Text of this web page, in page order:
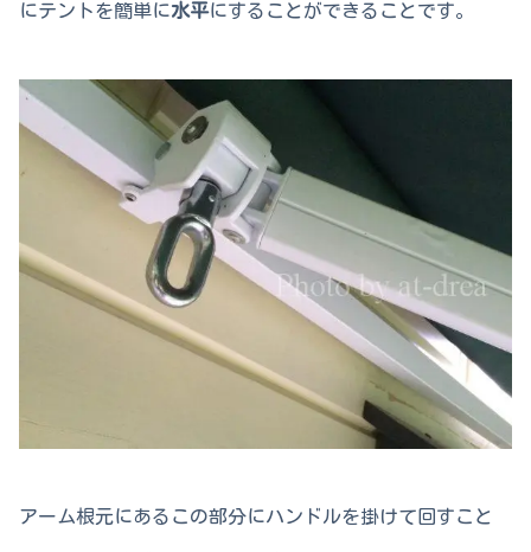
にテントを簡単に水平にすることができることです。
アーム根元にあるこの部分にハンドルを掛けて回すこと